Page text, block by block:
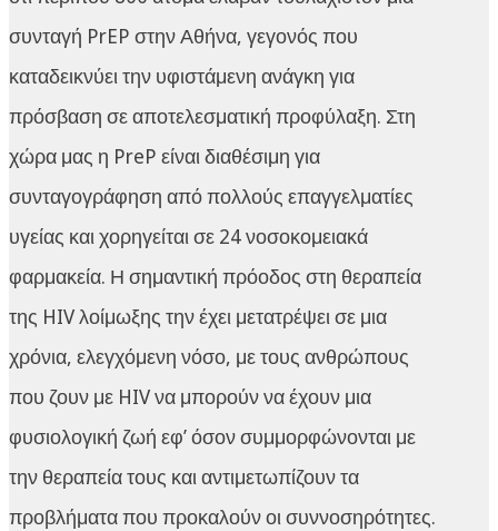
συνταγή PrEP στην Αθήνα, γεγονός που
καταδεικνύει την υφιστάμενη ανάγκη για
πρόσβαση σε αποτελεσματική προφύλαξη. Στη
χώρα μας η PreP είναι διαθέσιμη για
συνταγογράφηση από πολλούς επαγγελματίες
υγείας και χορηγείται σε 24 νοσοκομειακά
φαρμακεία. Η σημαντική πρόοδος στη θεραπεία
της HIV λοίμωξης την έχει μετατρέψει σε μια
χρόνια, ελεγχόμενη νόσο, με τους ανθρώπους
που ζουν με HIV να μπορούν να έχουν μια
φυσιολογική ζωή εφ’ όσον συμμορφώνονται με
την θεραπεία τους και αντιμετωπίζουν τα
προβλήματα που προκαλούν οι συννοσηρότητες.